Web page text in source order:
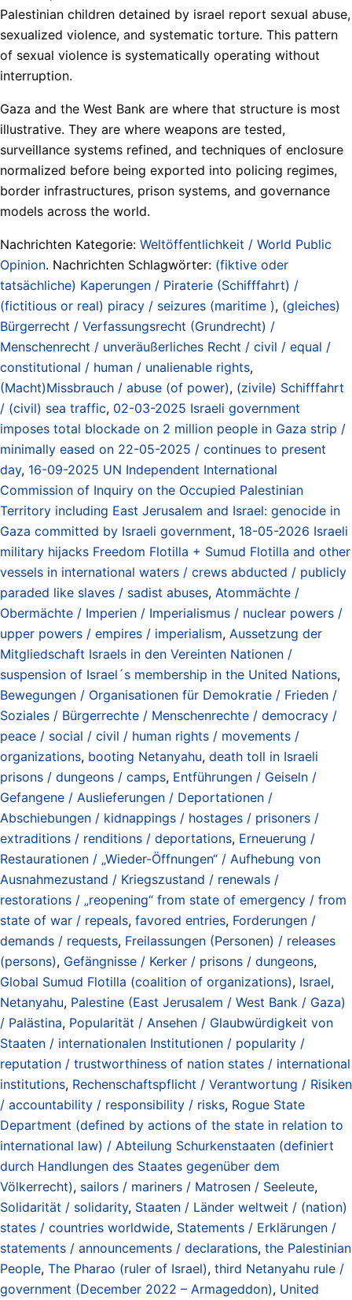
Palestinian children detained by israel report sexual abuse,
sexualized violence, and systematic torture. This pattern
of sexual violence is systematically operating without
interruption.
Gaza and the West Bank are where that structure is most
illustrative. They are where weapons are tested,
surveillance systems refined, and techniques of enclosure
normalized before being exported into policing regimes,
border infrastructures, prison systems, and governance
models across the world.
Nachrichten Kategorie: Weltöffentlichkeit / World Public
Opinion. Nachrichten Schlagwörter: (fiktive oder
tatsächliche) Kaperungen / Piraterie (Schifffahrt) /
(fictitious or real) piracy / seizures (maritime ), (gleiches)
Bürgerrecht / Verfassungsrecht (Grundrecht) /
Menschenrecht / unveräußerliches Recht / civil / equal /
constitutional / human / unalienable rights,
(Macht)Missbrauch / abuse (of power), (zivile) Schifffahrt
/ (civil) sea traffic, 02-03-2025 Israeli government
imposes total blockade on 2 million people in Gaza strip /
minimally eased on 22-05-2025 / continues to present
day, 16-09-2025 UN Independent International
Commission of Inquiry on the Occupied Palestinian
Territory including East Jerusalem and Israel: genocide in
Gaza committed by Israeli government, 18-05-2026 Israeli
military hijacks Freedom Flotilla + Sumud Flotilla and other
vessels in international waters / crews abducted / publicly
paraded like slaves / sadist abuses, Atommächte /
Obermächte / Imperien / Imperialismus / nuclear powers /
upper powers / empires / imperialism, Aussetzung der
Mitgliedschaft Israels in den Vereinten Nationen /
suspension of Israel´s membership in the United Nations,
Bewegungen / Organisationen für Demokratie / Frieden /
Soziales / Bürgerrechte / Menschenrechte / democracy /
peace / social / civil / human rights / movements /
organizations, booting Netanyahu, death toll in Israeli
prisons / dungeons / camps, Entführungen / Geiseln /
Gefangene / Auslieferungen / Deportationen /
Abschiebungen / kidnappings / hostages / prisoners /
extraditions / renditions / deportations, Erneuerung /
Restaurationen / „Wieder-Öffnungen“ / Aufhebung von
Ausnahmezustand / Kriegszustand / renewals /
restorations / „reopening“ from state of emergency / from
state of war / repeals, favored entries, Forderungen /
demands / requests, Freilassungen (Personen) / releases
(persons), Gefängnisse / Kerker / prisons / dungeons,
Global Sumud Flotilla (coalition of organizations), Israel,
Netanyahu, Palestine (East Jerusalem / West Bank / Gaza)
/ Palästina, Popularität / Ansehen / Glaubwürdigkeit von
Staaten / internationalen Institutionen / popularity /
reputation / trustworthiness of nation states / international
institutions, Rechenschaftspflicht / Verantwortung / Risiken
/ accountability / responsibility / risks, Rogue State
Department (defined by actions of the state in relation to
international law) / Abteilung Schurkenstaaten (definiert
durch Handlungen des Staates gegenüber dem
Völkerrecht), sailors / mariners / Matrosen / Seeleute,
Solidarität / solidarity, Staaten / Länder weltweit / (nation)
states / countries worldwide, Statements / Erklärungen /
statements / announcements / declarations, the Palestinian
People, The Pharao (ruler of Israel), third Netanyahu rule /
government (December 2022 – Armageddon), United